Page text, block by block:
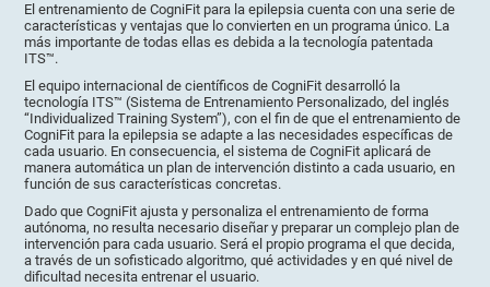
El entrenamiento de CogniFit para la epilepsia cuenta con una serie de
características y ventajas que lo convierten en un programa único. La
más importante de todas ellas es debida a la tecnología patentada
ITS™.
El equipo internacional de científicos de CogniFit desarrolló la
tecnología ITS™ (Sistema de Entrenamiento Personalizado, del inglés
“Individualized Training System”), con el fin de que el entrenamiento de
CogniFit para la epilepsia se adapte a las necesidades específicas de
cada usuario. En consecuencia, el sistema de CogniFit aplicará de
manera automática un plan de intervención distinto a cada usuario, en
función de sus características concretas.
Dado que CogniFit ajusta y personaliza el entrenamiento de forma
autónoma, no resulta necesario diseñar y preparar un complejo plan de
intervención para cada usuario. Será el propio programa el que decida,
a través de un sofisticado algoritmo, qué actividades y en qué nivel de
dificultad necesita entrenar el usuario.